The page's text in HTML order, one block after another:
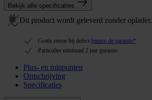
Bekijk alle specificaties
Dit product wordt geleverd zonder oplader.
Gratis retour bij defect binnen de garantie*
Particulier minimaal 2 jaar garantie
Plus- en minpunten
Omschrijving
Specificaties